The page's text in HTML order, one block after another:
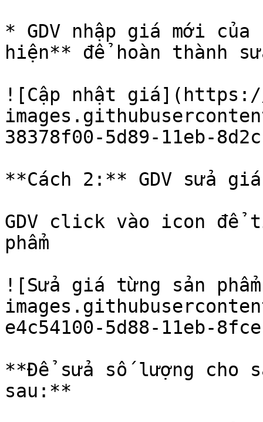
* GDV nhập giá mới
hiện** để hoàn thành
![Cập nhật
38378f00-5d89-11eb-
**Cách 2:** GDV sửa
GDV click vào icon để
phẩm
![Sửa giá từng sản
e4c54100-5d88-11eb-
**Để sửa số lượng cho
sau:**